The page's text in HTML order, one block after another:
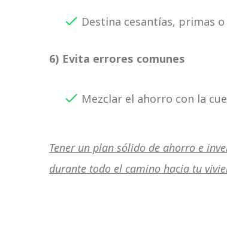
Destina cesantías, primas
6) Evita errores comunes
Mezclar el ahorro con la
Tener un plan sólido de ahorro e
durante todo el camino hacia tu